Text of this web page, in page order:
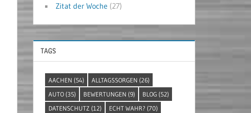
Zitat der Woche (27)
TAGS
AACHEN (54) ALLTAGSSORGEN (26)
AUTO(35) BEWERTUNGEN (9) BLOG(52)
DATENSCHUTZ (12) ECHT WAHR? (70)